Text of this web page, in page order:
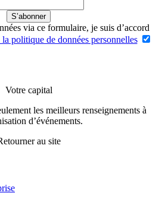
S’abonner
via ce formulaire, je suis d’accord
politique de données personnelles
Votre capital
les meilleurs renseignements à
d’événements.
au site